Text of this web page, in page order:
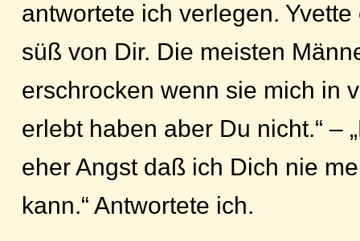
antwortete ich verlegen. Yvette
süß von Dir. Die meisten
erschrocken wenn sie mich in
erlebt haben aber Du nicht.“ –
eher Angst daß ich Dich nie
kann.“ Antwortete ich.